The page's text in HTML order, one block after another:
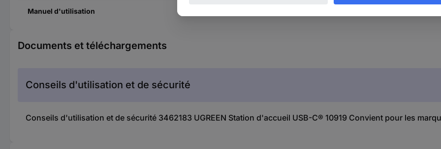
Manuel d'utilisation
Documents et téléchargements
Conseils d'utilisation et de sécurité
Conseils d'utilisation et de sécurité 3462183 UGREEN Station d'accueil USB-C® 10919 Convient pour les